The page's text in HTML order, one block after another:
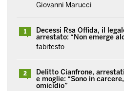
Giovanni Marucci
1
Decessi Rsa Offida, il
arrestato: “Non emerge
fabitesto
2
Delitto Cianfrone,
e moglie: “Sono in
omicidio”